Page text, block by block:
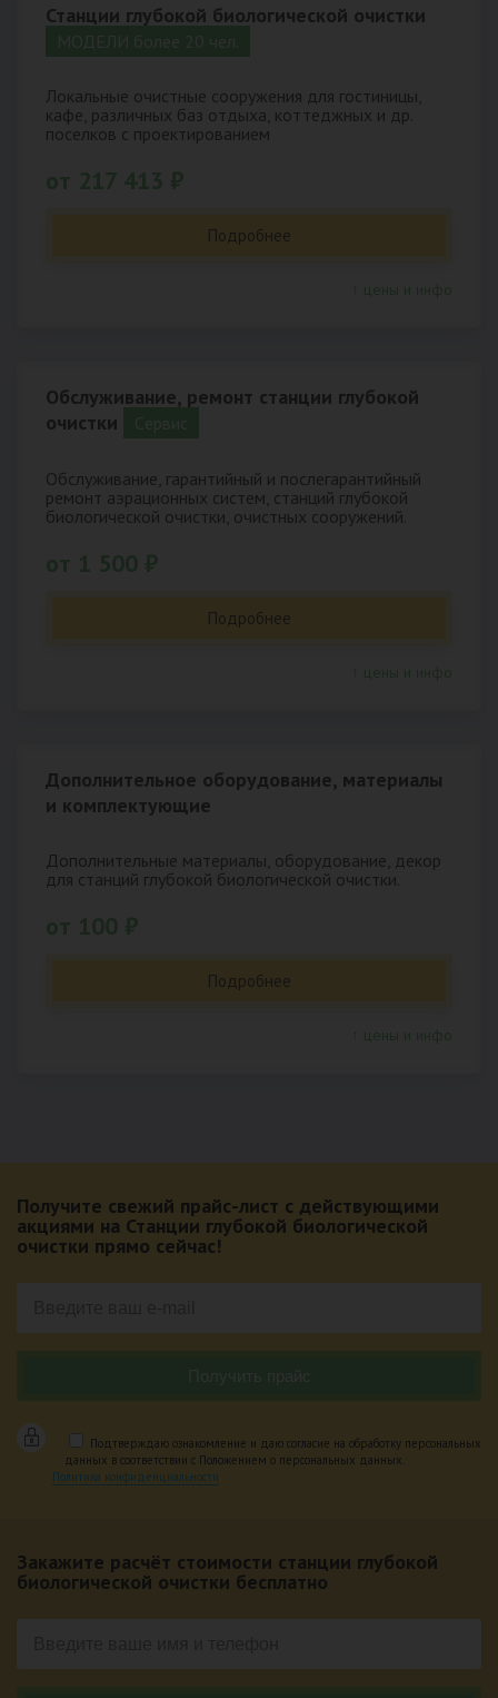
Станции глубокой биологической очистки
Локальные очистные сооружения для гостиницы,
кафе, различных баз отдыха, коттеджных и др.
поселков с проектированием
Подробнее
Обслуживание, ремонт станции глубокой
очистки
Обслуживание, гарантийный и послегарантийный
ремонт аэрационных систем, станций глубокой
биологической очистки, очистных сооружений.
Подробнее
Дополнительное оборудование, материалы
и комплектующие
Дополнительные материалы, оборудование, декор
для станций глубокой биологической очистки.
Подробнее
Получите свежий прайс-лист с действующими
акциями на Станции глубокой биологической
очистки прямо сейчас!
Подтверждаю ознакомление и даю согласие на обработку персональных
данных в соответствии с Положением о персональных данных.
Политика конфиденциальности
Закажите расчёт стоимости станции глубокой
биологической очистки бесплатно